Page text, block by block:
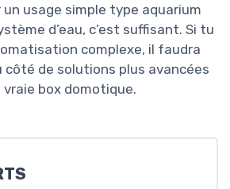
usage simple type aquarium
d’eau, c’est suffisant. Si tu
complexe, il faudra
de solutions plus avancées
vraie box domotique.